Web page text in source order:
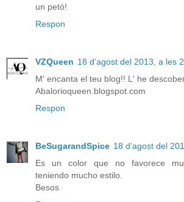
un petó!
Respon
VZQueen 18 d’agost del 2013, a les
M' encanta el teu blog!! L' he
Abalorioqueen.blogspot.com
Respon
BeSugarandSpice 18 d’agost del
Es un color que no favorece
teniendo mucho estilo.
Besos